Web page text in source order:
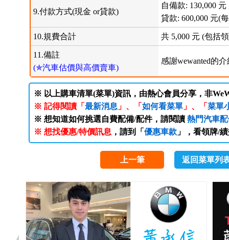
9.付款方式(現金 or貸款)
自備款: 130,000 元
貸款: 600,000 元(
10.規費合計 共 5,000 元 (包括
11.備註
(✯汽車估價與高價賣車)
感謝wewanted的介
※ 以上購車清單(菜單)資訊，由熱心會員分享，非
※ 記得閱讀「 最新消息 」、「 如何看菜單」、「 菜單
※ 想知道如何挑選自費配備/配件，請閱讀 熱門汽車
※ 想找優惠/特價訊息 ，請到「 優惠車款」，看領牌/
上一筆 返回菜單列